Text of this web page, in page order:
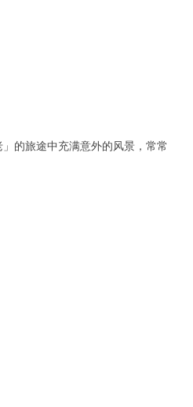
的旅途中充满意外的风景，常常